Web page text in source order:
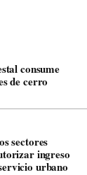
consume
de cerro
sectores
ingreso
urbano